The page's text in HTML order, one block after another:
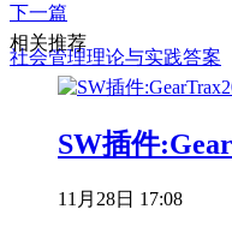
下一篇
社会管理理论与实践答案
相关推荐
SW插件
11月28日 17:08